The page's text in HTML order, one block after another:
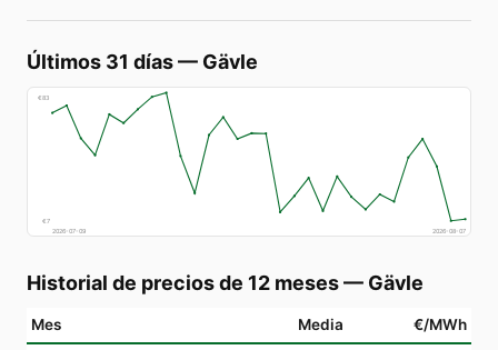
Últimos 31 días— Gävle
€83
€7
2026-07-09
2026-08-07
Historial de precios de 12 meses— Gävle
Mes Media €/MWh